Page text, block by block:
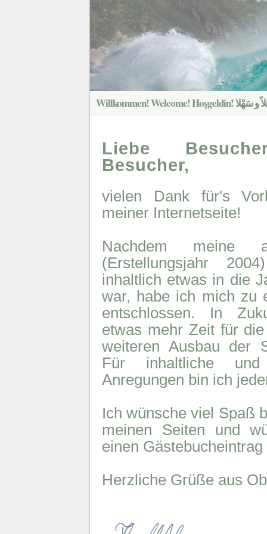
Liebe
Besucher,
vielen Dank für's
meiner Internetseite!
Nachdem meine
(Erstellungsjahr
inhaltlich etwas in die
war, habe ich mich zu
entschlossen. In
etwas mehr Zeit für
weiteren Ausbau der
Für inhaltliche und
Anregungen bin ich
Ich wünsche viel Spaß
meinen Seiten und
einen
Herzliche Grüße aus